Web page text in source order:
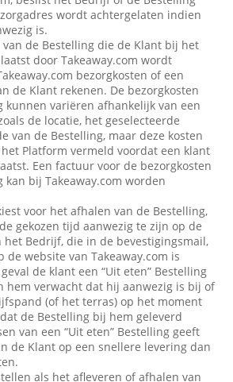
wordt achtergelaten indien
is.
van de Bestelling die de Klant bij het
door Takeaway.com wordt
bezorgkosten of een
de Klant rekenen. De bezorgkosten
kunnen variëren afhankelijk van een
de locatie, het geselecteerde
van de Bestelling, maar deze kosten
Platform vermeld voordat een klant
Een factuur voor de bezorgkosten
kan bij Takeaway.com worden
voor het afhalen van de Bestelling,
gekozen tijd aanwezig te zijn op de
het Bedrijf, die in de bevestigingsmail,
de website van Takeaway.com is
de klant een “Uit eten” Bestelling
hem verwacht dat hij aanwezig is bij of
(of het terras) op het moment
de Bestelling bij hem geleverd
van een “Uit eten” Bestelling geeft
de Klant op een snellere levering dan
als het afleveren of afhalen van